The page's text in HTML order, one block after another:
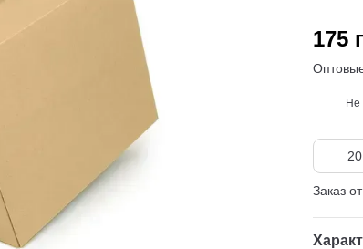
175
Не
Заказ